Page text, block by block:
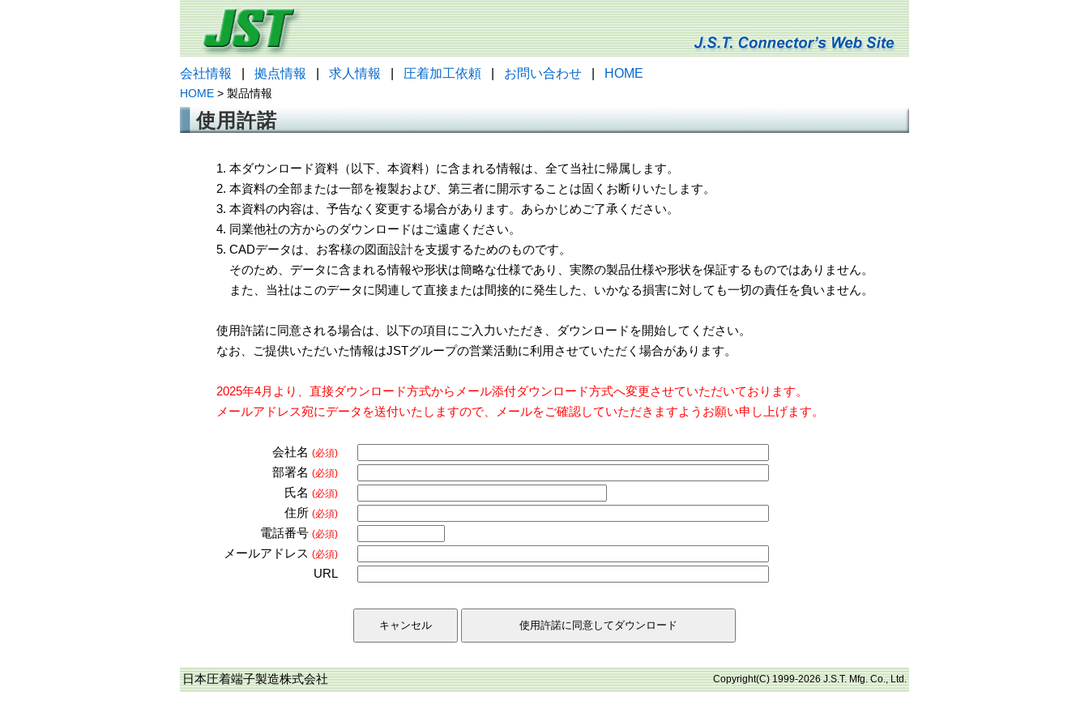
会社情報 拠点情報 求人情報 圧着加工依頼 お問い合わせ HOME
HOME > 製品情報
使用許諾
1. 本ダウンロード資料（以下、本資料）に含まれる情報は、全て当社に帰属します。
2. 本資料の全部または一部を複製および、第三者に開示することは固くお断りいたします。
3. 本資料の内容は、予告なく変更する場合があります。あらかじめご了承ください。
4. 同業他社の方からのダウンロードはご遠慮ください。
5. CADデータは、お客様の図面設計を支援するためのものです。
そのため、データに含まれる情報や形状は簡略な仕様であり、実際の製品仕様や形状を保証するものではありません。
また、当社はこのデータに関連して直接または間接的に発生した、いかなる損害に対しても一切の責任を負いません。
使用許諾に同意される場合は、以下の項目にご入力いただき、ダウンロードを開始してください。
なお、ご提供いただいた情報はJSTグループの営業活動に利用させていただく場合があります。
2025年4月より、直接ダウンロード方式からメール添付ダウンロード方式へ変更させていただいております。
メールアドレス宛にデータを送付いたしますので、メールをご確認していただきますようお願い申し上げます。
会社名 (必須)
部署名 (必須)
氏名 (必須)
住所 (必須)
電話番号 (必須)
メールアドレス (必須)
URL
日本圧着端子製造株式会社 Copyright(C) 1999-2026 J.S.T. Mfg. Co., Ltd.